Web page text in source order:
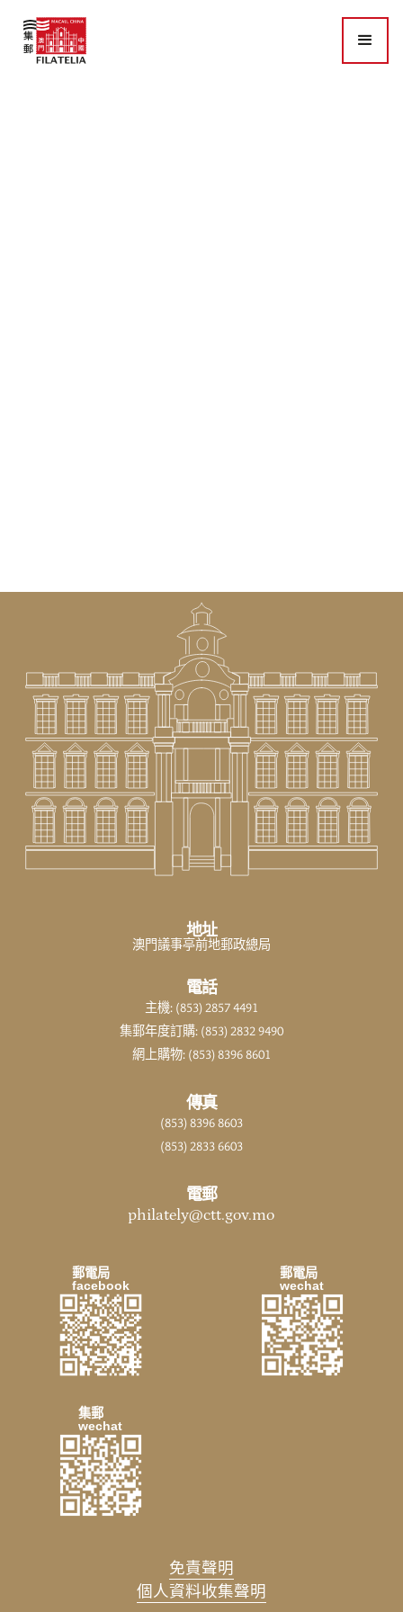
免責聲明
個人資料收集聲明
郵電局
facebook
郵電局
wechat
集郵
wechat
地址
澳門議事亭前地郵政總局
電話
主機: (853) 2857 4491
集郵年度訂購: (853) 2832 9490
網上購物: (853) 8396 8601
傳真
(853) 8396 8603
(853) 2833 6603
電郵
philately@ctt.gov.mo